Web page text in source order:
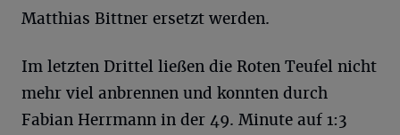
Matthias Bittner ersetzt werden.
Im letzten Drittel ließen die Roten Teufel nicht
mehr viel anbrennen und konnten durch
Fabian Herrmann in der 49. Minute auf 1:3